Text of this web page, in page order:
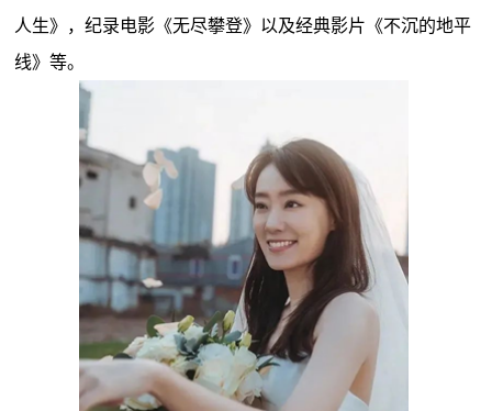
人生》，纪录电影《无尽攀登》以及经典影片《不沉的地平
线》等。